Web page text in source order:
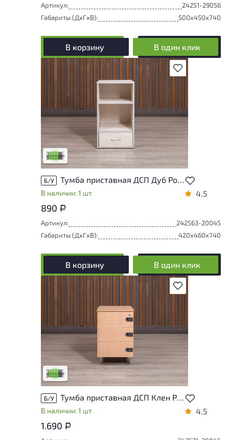
Артикул:
24251-29056
Габариты (ДxГxВ):
500x450x740
В корзину В один клик
В избранное
У товара присутствуют незначительные
следы эксплуатации, не влияющие на
удобство его использования
Низкая степень износа
Б/У
В наличии: 1 шт 4.5
890 Р
Артикул:
242563-20045
Габариты (ДxГxВ):
420x460x740
В корзину В один клик
В избранное
У товара присутствуют незначительные
следы эксплуатации, не влияющие на
удобство его использования
Низкая степень износа
Б/У
В наличии: 1 шт 4.5
1.690 Р